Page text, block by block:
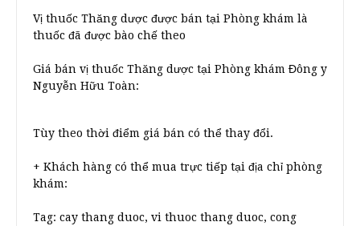
Vị thuốc Thăng dược được bán tại Phòng khám là
thuốc đã được bào chế theo
Giá bán vị thuốc Thăng dược tại Phòng khám Đông y
Nguyễn Hữu Toàn:
Tùy theo thời điểm giá bán có thể thay đổi.
+ Khách hàng có thể mua trực tiếp tại địa chỉ phòng
khám:
Tag: cay thang duoc, vi thuoc thang duoc, cong